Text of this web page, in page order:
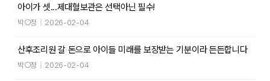
아이가 셋...제대혈보관은 선택아닌 필수!
박○정 2026-02-04
산후조리원 갈 돈으로 아이들 미래를 보장받는 기분이라 든든합니다
박○정 2026-02-04